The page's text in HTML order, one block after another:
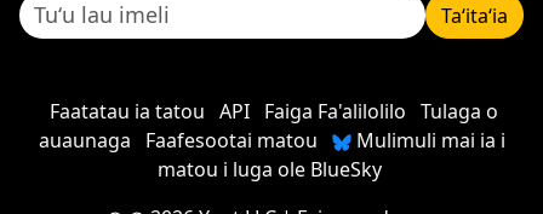
Taʻitaʻia
Faatatau ia tatou API Faiga Fa'alilolilo Tulaga o
auaunaga
Faafesootai matou
Mulimuli mai ia i
matou i luga ole BlueSky